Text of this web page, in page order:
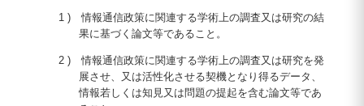
1 ) 情報通信政策に関連する学術上の調査又は研究の結
果に基づく論文等であること。
2 ) 情報通信政策に関連する学術上の調査又は研究を発
展させ、又は活性化させる契機となり得るデータ、
情報若しくは知見又は問題の提起を含む論文等であ